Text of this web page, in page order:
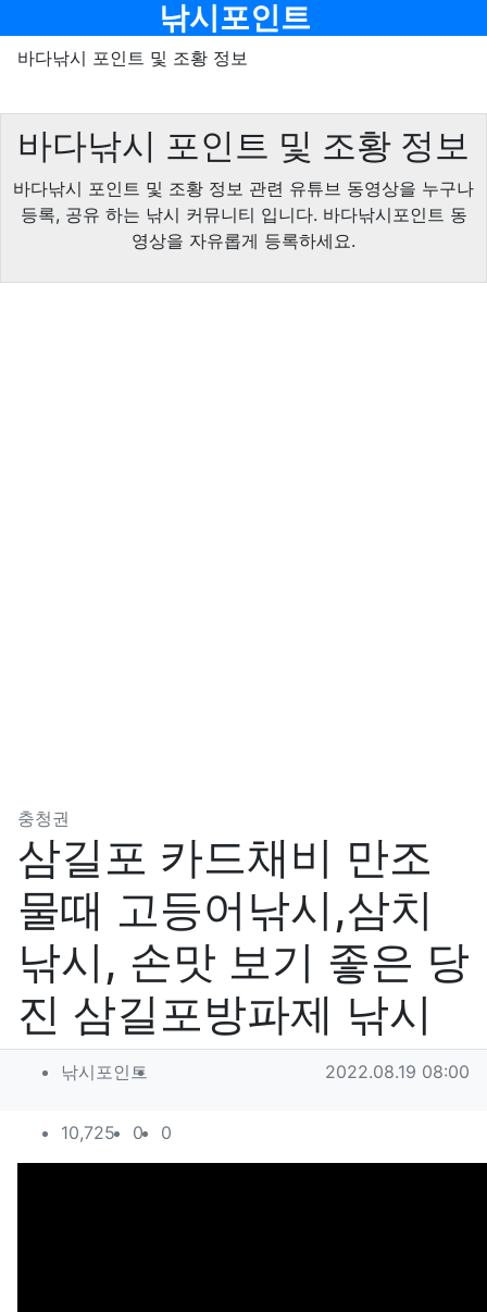
낚시포인트
바다낚시 포인트 및 조황 정보
바다낚시 포인트 및 조황 정보
바다낚시 포인트 및 조황 정보 관련 유튜브 동영상을 누구나
등록, 공유 하는 낚시 커뮤니티 입니다. 바다낚시포인트 동
영상을 자유롭게 등록하세요.
충청권
삼길포 카드채비 만조
물때 고등어낚시,삼치
낚시, 손맛 보기 좋은 당
진 삼길포방파제 낚시
작성자 정보
낚시포인트 작성일
2022.08.19 08:00
컨텐츠 정보
10,725조회
0추천
0